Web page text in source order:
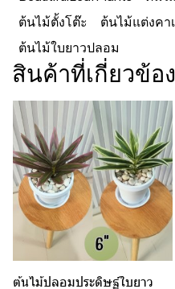
ต้นไม้ตั้งโต๊ะ
ต้นไม้แต่งคา
ต้นไม้ใบยาวปลอม
สินค้าที่เกี่ยวข้อง
ต้นไม้ปลอมประดิษฐ์ใบยาว